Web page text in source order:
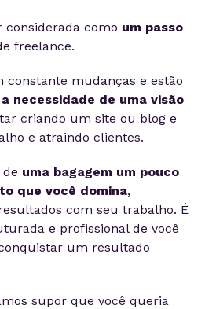
considerada como um passo
freelance.
constante mudanças e estão
necessidade de uma visão
criando um site ou blog e
e atraindo clientes.
uma bagagem um pouco
que você domina,
com seu trabalho. É
e profissional de você
um resultado
supor que você queria